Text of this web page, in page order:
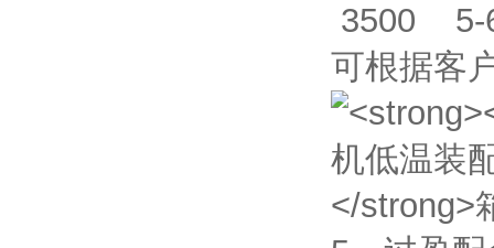
3500 5-
可根据客